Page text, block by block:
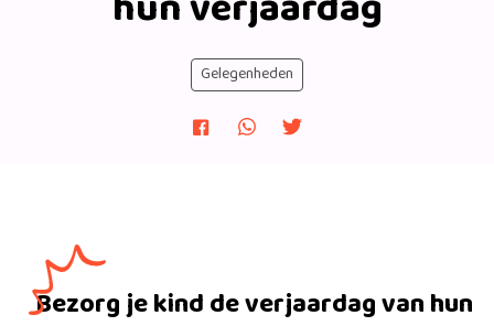
Gelegenheden
Bezorg je kind de verjaardag van hun